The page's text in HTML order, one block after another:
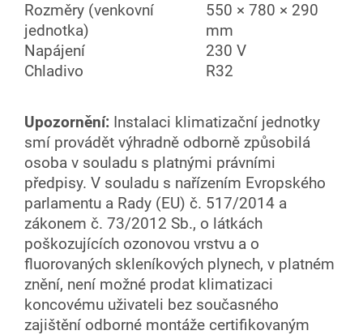
Rozměry (venkovní
jednotka)
550 × 780 × 290
mm
Napájení
230 V
Chladivo
R32
Upozornění: Instalaci klimatizační jednotky
smí provádět výhradně odborně způsobilá
osoba v souladu s platnými právními
předpisy. V souladu s nařízením Evropského
parlamentu a Rady (EU) č. 517/2014 a
zákonem č. 73/2012 Sb., o látkách
poškozujících ozonovou vrstvu a o
fluorovaných skleníkových plynech, v platném
znění, není možné prodat klimatizaci
koncovému uživateli bez současného
zajištění odborné montáže certifikovaným